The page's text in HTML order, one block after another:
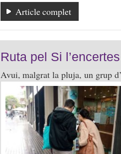
Article complet
Ruta pel Si
Avui, malgrat la pluja, un grup